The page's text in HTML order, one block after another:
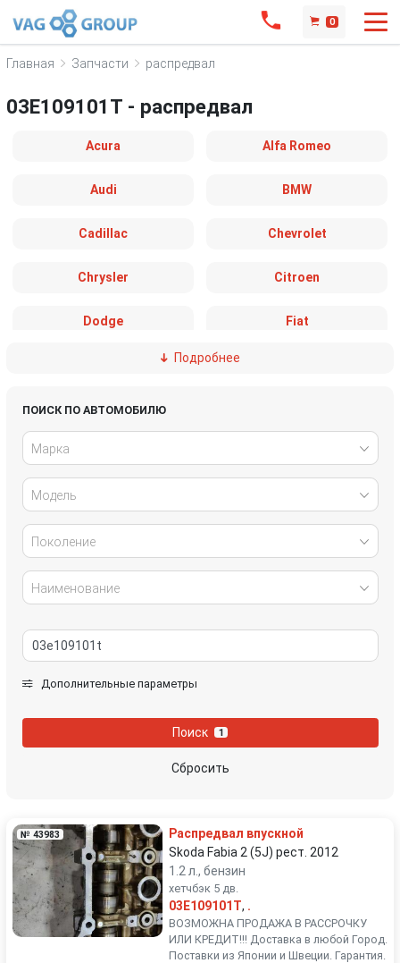
0
Главная Запчасти распредвал
03E109101T - распредвал
Acura Alfa Romeo
Audi BMW
Cadillac Chevrolet
Chrysler Citroen
Dodge Fiat
Honda
Kia
Land Rover
Mazda Mercedes-Benz
Nissan Opel
SEAT Skoda
Smart
Subaru Suzuki
Подробнее
ПОИСК ПО АВТОМОБИЛЮ
Марка
Модель
Поколение
Наименование
Дополнительные параметры
Поиск 1
Сбросить
№ 43983
Распредвал впускной
Skoda Fabia 2 (5J) рест. 2012
1.2 л., бензин
хетчбэк 5 дв.
03E109101T, .
ВОЗМОЖНА ПРОДАЖА В РАССРОЧКУ
ИЛИ КРЕДИТ!!! Доставка в любой Город.
Поставки из Японии и Швеции. Гарантия.